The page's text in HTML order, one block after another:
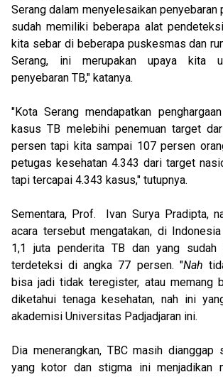
Serang dalam menyelesaikan penyebaran
sudah memiliki beberapa alat
kita sebar di beberapa puskesmas dan
Serang, ini merupakan upaya kita
penyebaran TB," katanya.
"Kota Serang mendapatkan
kasus TB melebihi penemuan target
persen tapi kita sampai 107 persen
petugas kesehatan 4.343 dari target
tapi tercapai 4.343 kasus," tutupnya.
Sementara, Prof. Ivan Surya Pradipta,
acara tersebut mengatakan, di
1,1 juta penderita TB dan yang sudah
terdeteksi di angka 77 persen. "Nah
bisa jadi tidak teregister, atau memang
diketahui tenaga kesehatan, nah ini
akademisi Universitas Padjadjaran ini.
Dia menerangkan, TBC masih dianggap
yang kotor dan stigma ini menjadikan